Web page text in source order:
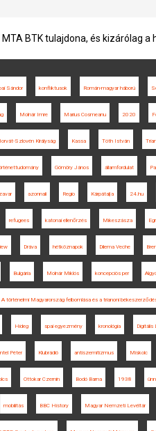
BTK tulajdona, és kizárólag
Sándor konfliktusok Román-magyar háború
Molnár Imre Marius Cosmeanu 2020
Szlovén Királyság Kassa Tóth István
Gömöry János államfordulat
azonnali Regio Kárpátalja 24.hu
refugees katonai ellenőrzés Mikeszásza
Dráva hétköznapok Dilema Veche
Bulgária Molnár Miklós koncepciós per
A történelmi Magyarország felbomlása és a trianoni
Hideg spai egyezmény kronológia Digitális
Péter Klubrádió antiszemitizmus Miskolc
Ottokar Czernin Bodó Barna 1938
mobilitás BBC History Magyar Nemzeti Levéltár